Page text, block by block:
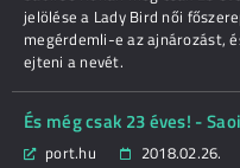
jelölése a Lady Bird női
megérdemli-e az ajnározást,
ejteni a nevét.
És még csak 23 éves! -
port.hu
2018.02.26.